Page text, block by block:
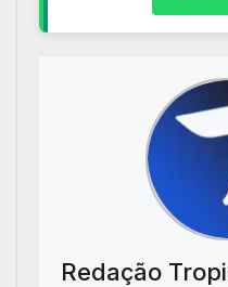
Redação